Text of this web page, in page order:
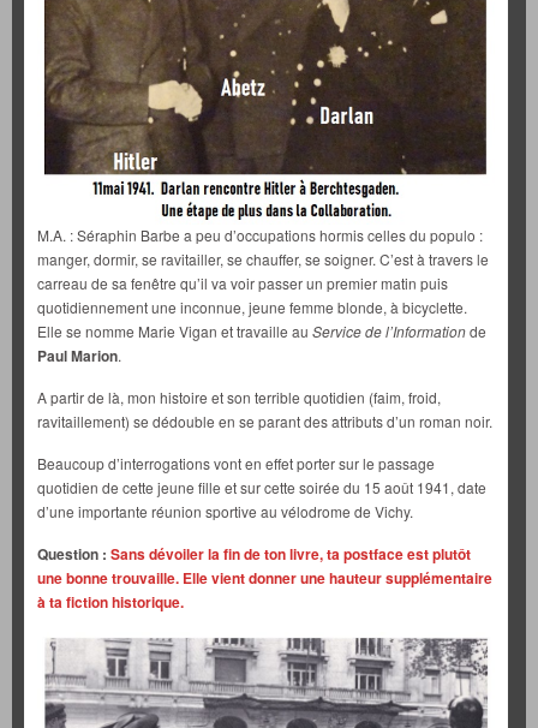
M.A. : Séraphin Barbe a peu d’occupations hormis celles du populo :
manger, dormir, se ravitailler, se chauffer, se soigner. C’est à travers le
carreau de sa fenêtre qu’il va voir passer un premier matin puis
quotidiennement une inconnue, jeune femme blonde, à bicyclette.
Elle se nomme Marie Vigan et travaille au Service de l’Informationde
Paul Marion.
A partir de là, mon histoire et son terrible quotidien (faim, froid,
ravitaillement) se dédouble en se parant des attributs d’un roman noir.
Beaucoup d’interrogations vont en effet porter sur le passage
quotidien de cette jeune fille et sur cette soirée du 15 août 1941, date
d’une importante réunion sportive au vélodrome de Vichy.
Question : Sans dévoiler la fin de ton livre, ta postface est plutôt
une bonne trouvaille. Elle vient donner une hauteur supplémentaire
à ta fiction historique.